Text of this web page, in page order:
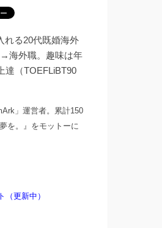
れる20代既婚海外
海外職。趣味は年
達（TOEFLiBT90
」運営者。累計150
を。』をモットーに
更新中）